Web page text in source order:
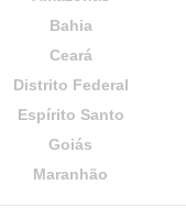
Bahia
Ceará
Distrito Federal
Espírito Santo
Goiás
Maranhão